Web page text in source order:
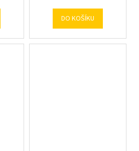
DO KOŠÍKU